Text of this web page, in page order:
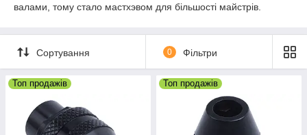
валами, тому стало мастхэвом для більшості майстрів.
Сортування 0 Фільтри
Топ продажів Топ продажів